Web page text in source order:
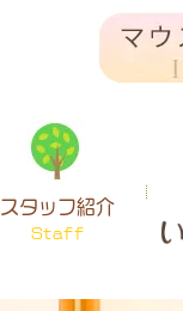
スタッフ紹介
Staff